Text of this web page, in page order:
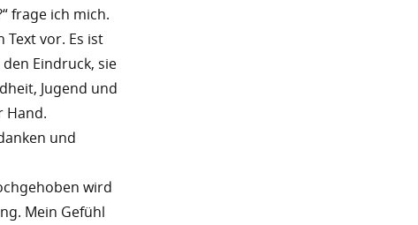
frage ich mich.
Text vor. Es ist
Eindruck, sie
Jugend und
Hand.
und
wird
Mein Gefühl